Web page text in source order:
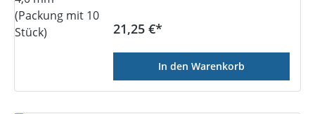
Regulärer Preis:
21,25 €*
In den Warenkorb